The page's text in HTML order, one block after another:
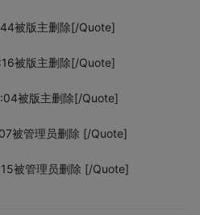
被版主删除[/Quote]
被版主删除[/Quote]
被版主删除[/Quote]
被管理员删除 [/Quote]
被管理员删除 [/Quote]